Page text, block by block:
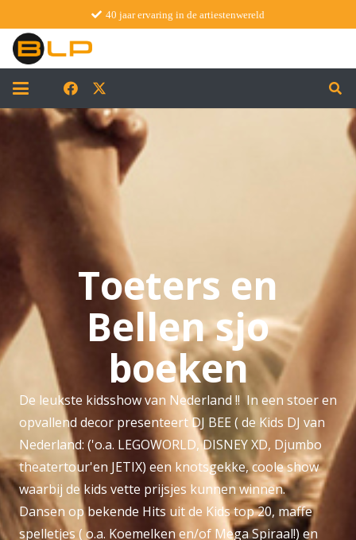
40 jaar ervaring in de artiestenwereld
Toeters en
Bellen sjo
boeken
De leukste kidsshow van Nederland !! In een stoer en
opvallend decor presenteert DJ BEE ( de Kids DJ van
Nederland: ('o.a. LEGOWORLD, DISNEY XD, Djumbo
theatertour'en JETIX) een knotsgekke, coole show
waarbij de kids vette prijsjes kunnen winnen.
Dansen op bekende Hits uit de Kids top 20, maffe
spelletjes ( o.a. Koemelken en/of Mega Spiraal!) en